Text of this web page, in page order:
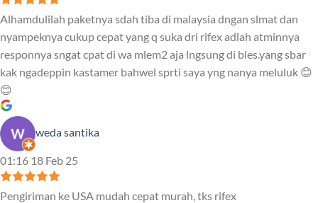
Alhamdulilah paketnya sdah tiba di malaysia dngan slmat dan
nyampeknya cukup cepat yang q suka dri rifex adlah atminnya
responnya sngat cpat di wa mlem2 aja lngsung di bles.yang sbar
kak ngadeppin kastamer bahwel sprti saya yng nanya meluluk 😊
😊
weda santika
01:16 18 Feb 25
Pengiriman ke USA mudah cepat murah, tks rifex